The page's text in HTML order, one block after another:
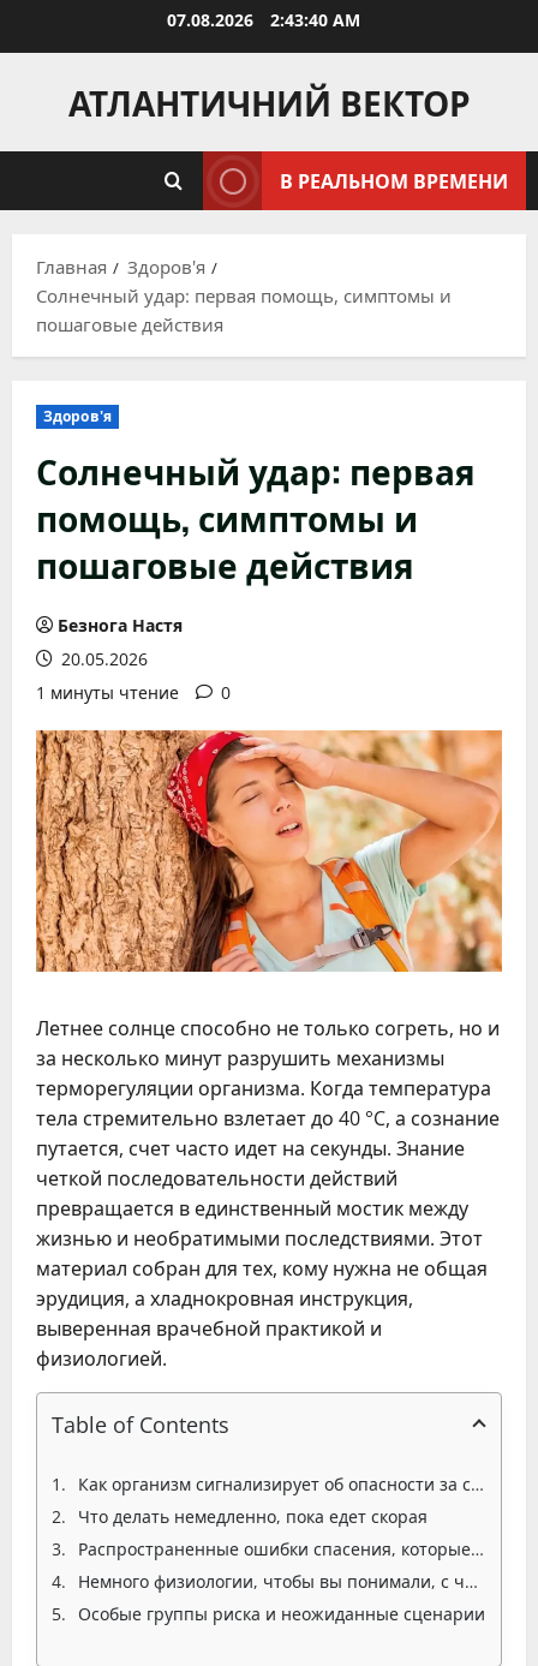
07.08.2026 2:43:41 AM
АТЛАНТИЧНИЙ ВЕКТОР
В РЕАЛЬНОМ ВРЕМЕНИ
Главная
Здоров'я
Солнечный удар: первая помощь, симптомы и
пошаговые действия
Здоров'я
Солнечный удар: первая
помощь, симптомы и
пошаговые действия
Безнога Настя
20.05.2026
1 минуты чтение
0
Летнее солнце способно не только согреть, но и
за несколько минут разрушить механизмы
терморегуляции организма. Когда температура
тела стремительно взлетает до 40 °C, а сознание
путается, счет часто идет на секунды. Знание
четкой последовательности действий
превращается в единственный мостик между
жизнью и необратимыми последствиями. Этот
материал собран для тех, кому нужна не общая
эрудиция, а хладнокровная инструкция,
выверенная врачебной практикой и
физиологией.
Table of Contents
Как организм сигнализирует об опасности за считаные минуты
Что делать немедленно, пока едет скорая
Распространенные ошибки спасения, которые точно усугубят ситуацию
Немного физиологии, чтобы вы понимали, с чем имеете дело
Особые группы риска и неожиданные сценарии